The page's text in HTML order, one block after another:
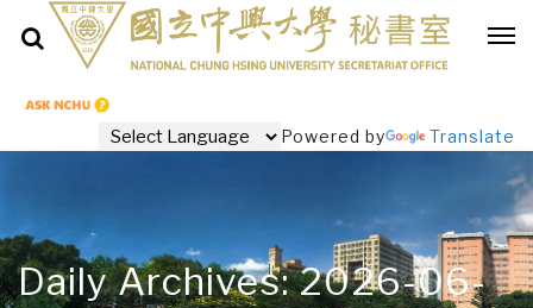
Powered by Translate
Daily Archives: 2026-06-